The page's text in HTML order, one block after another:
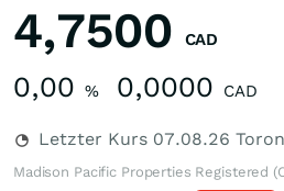
4,7500 CAD
0,00 % 0,0000 CAD
Letzter Kurs 07.08.26
Madison Pacific Properties Registered